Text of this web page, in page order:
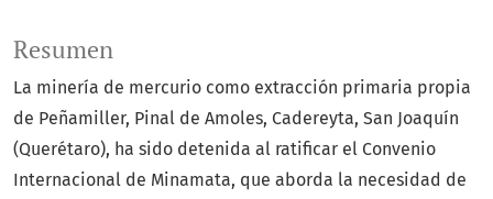
Resumen
La minería de mercurio como extracción primaria propia
de Peñamiller, Pinal de Amoles, Cadereyta, San Joaquín
(Querétaro), ha sido detenida al ratificar el Convenio
Internacional de Minamata, que aborda la necesidad de